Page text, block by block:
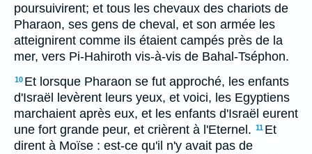
poursuivirent; et tous les chevaux des chariots de
Pharaon, ses gens de cheval, et son armée les
atteignirent comme ils étaient campés près de la
mer, vers Pi-Hahiroth vis-à-vis de Bahal-Tséphon.
10 Et lorsque Pharaon se fut approché, les enfants
d'Israël levèrent leurs yeux, et voici, les Egyptiens
marchaient après eux, et les enfants d'Israël eurent
une fort grande peur, et crièrent à l'Eternel. 11 Et
dirent à Moïse : est-ce qu'il n'y avait pas de